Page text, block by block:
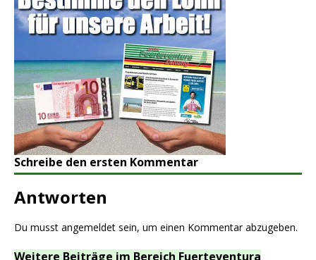
Schreibe den ersten Kommentar
Antworten
Du musst angemeldet sein, um einen Kommentar abzugeben.
Weitere Beiträge im Bereich Fuerteventura